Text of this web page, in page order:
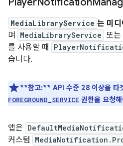
MediaLibraryService 는 미
며
MediaLibraryService 또는
를 사용할 때
습니다.
**참고:** API 수준 28 이상을 타
FOREGROUND_SERVICE 권한을 요청
앱은
커스텀